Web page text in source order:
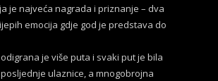
je najveća nagrada i priznanje – dva
emocija gdje god je predstava do
je više puta i svaki put je bila
ulaznice, a mnogobrojna